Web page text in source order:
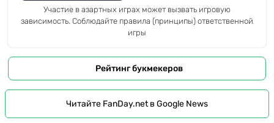
Участие в азартных играх может вызвать игровую
зависимость. Соблюдайте правила (принципы) ответственной
игры
Рейтинг букмекеров
Читайте FanDay.net в Google News